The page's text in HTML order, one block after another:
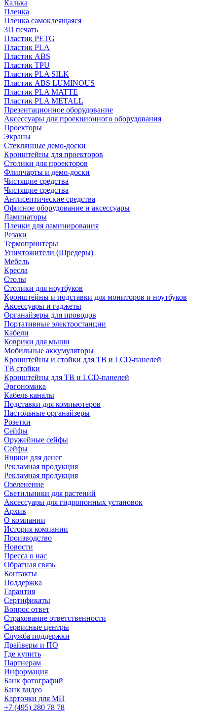
Калька
Пленка
Пленка самоклеящаяся
3D печать
Пластик PETG
Пластик PLA
Пластик ABS
Пластик TPU
Пластик PLA SILK
Пластик ABS LUMINOUS
Пластик PLA MATTE
Пластик PLA METALL
Презентационное оборудование
Аксессуары для проекционного оборудования
Проекторы
Экраны
Стеклянные демо-доски
Кронштейны для проекторов
Столики для проекторов
Флипчарты и демо-доски
Чистящие средства
Чистящие средства
Антисептические средства
Офисное оборудование и аксессуары
Ламинаторы
Пленки для ламинирования
Резаки
Термопринтеры
Уничтожители (Шредеры)
Мебель
Кресла
Столы
Столики для ноутбуков
Кронштейны и подставки для мониторов и ноутбуков
Аксессуары и гаджеты
Органайзеры для проводов
Портативные электростанции
Кабели
Коврики для мыши
Мобильные аккумуляторы
Кронштейны и стойки для ТВ и LCD-панелей
ТВ стойки
Кронштейны для ТВ и LCD-панелей
Эргономика
Кабель каналы
Подставки для компьютеров
Настольные органайзеры
Розетки
Сейфы
Оружейные сейфы
Сейфы
Ящики для денег
Рекламная продукция
Рекламная продукция
Озеленение
Светильники для растений
Аксессуары для гидропонных установок
Архив
О компании
История компании
Производство
Новости
Пресса о нас
Обратная связь
Контакты
Поддержка
Гарантия
Сертификаты
Вопрос ответ
Страхование ответственности
Сервисные центры
Служба поддержки
Драйверы и ПО
Где купить
Партнерам
Информация
Банк фотографий
Банк видео
Карточки для МП
+7 (495) 280 78 78